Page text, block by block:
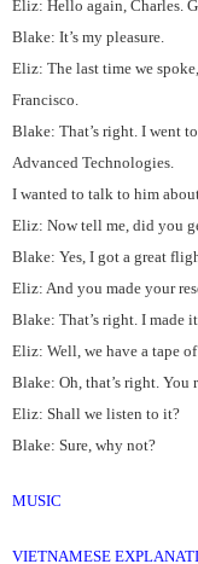
Eliz: Hello again, Charles.
Blake: It’s my pleasure.
Eliz: The last time we
Francisco.
Blake: That’s right. I went
Advanced Technologies.
I wanted to talk to him
Eliz: Now tell me, did you
Blake: Yes, I got a great
Eliz: And you made your
Blake: That’s right. I made
Eliz: Well, we have a tape
Blake: Oh, that’s right. You
Eliz: Shall we listen to it?
Blake: Sure, why not?
MUSIC
VIETNAMESE